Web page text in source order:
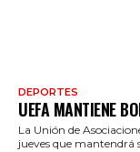
DEPORTES
UEFA MANTIENE
La Unión de
jueves que mantendrá